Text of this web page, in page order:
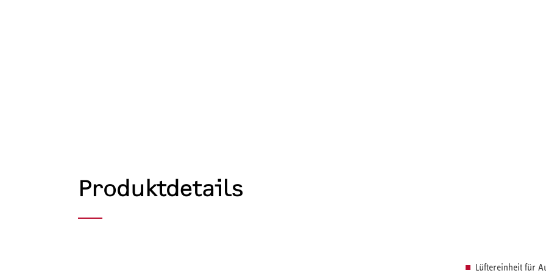
Produktdetails
Lüftereinheit für